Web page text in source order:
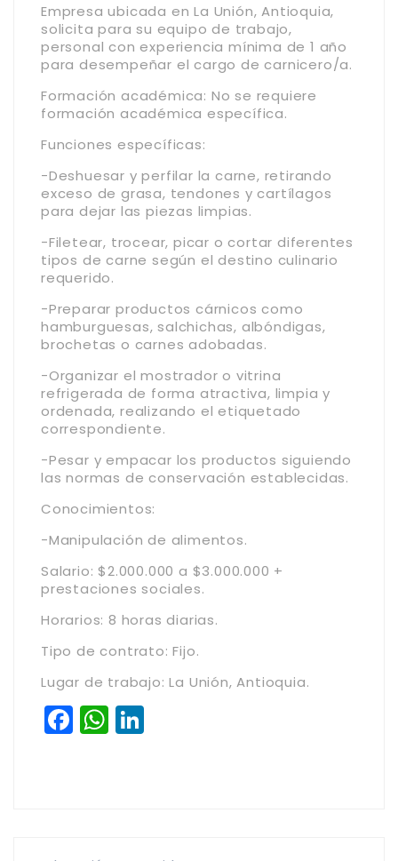
Empresa ubicada en La Unión, Antioquia,
solicita para su equipo de trabajo,
personal con experiencia mínima de 1 año
para desempeñar el cargo de carnicero/a.
Formación académica: No se requiere
formación académica específica.
Funciones específicas:
-Deshuesar y perfilar la carne, retirando
exceso de grasa, tendones y cartílagos
para dejar las piezas limpias.
-Filetear, trocear, picar o cortar diferentes
tipos de carne según el destino culinario
requerido.
-Preparar productos cárnicos como
hamburguesas, salchichas, albóndigas,
brochetas o carnes adobadas.
-Organizar el mostrador o vitrina
refrigerada de forma atractiva, limpia y
ordenada, realizando el etiquetado
correspondiente.
-Pesar y empacar los productos siguiendo
las normas de conservación establecidas.
Conocimientos:
-Manipulación de alimentos.
Salario: $2.000.000 a $3.000.000 +
prestaciones sociales.
Horarios: 8 horas diarias.
Tipo de contrato: Fijo.
Lugar de trabajo: La Unión, Antioquia.
Facebook
WhatsApp